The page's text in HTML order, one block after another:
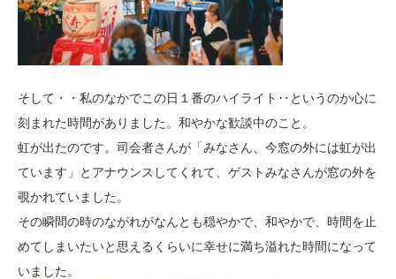
そして・・私のなかでこの日１番のハイライト‥というのか心に
刻まれた時間がありました。和やかな歓談中のこと。
虹が出たのです。司会者さんが「みなさん、今窓の外には虹が出
ています」とアナウンスしてくれて、ゲストみなさんが窓の外を
覗かれていました。
その瞬間の時のながれがなんとも穏やかで、和やかで、時間を止
めてしまいたいと思えるくらいに幸せに満ち溢れた時間になって
いました。